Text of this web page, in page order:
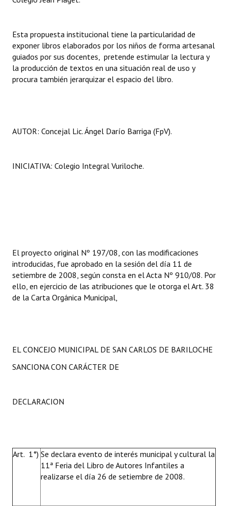
Antiguos Pobladores - Registro
Reconocimientos - Registro
Bariloche, Municipio intercultural
Esta propuesta institucional tiene la particularidad de
exponer libros elaborados por los niños de forma artesanal
guiados por sus docentes, pretende estimular la lectura y
la producción de textos en una situación real de uso y
procura también jerarquizar el espacio del libro.
AUTOR: Concejal Lic. Ángel Darío Barriga (FpV).
INICIATIVA: Colegio Integral Vuriloche.
El proyecto original Nº 197/08, con las modificaciones
introducidas, fue aprobado en la sesión del día 11 de
setiembre de 2008, según consta en el Acta Nº 910/08. Por
ello, en ejercicio de las atribuciones que le otorga el Art. 38
de la Carta Orgánica Municipal,
EL CONCEJO MUNICIPAL DE SAN CARLOS DE BARILOCHE
SANCIONA CON CARÁCTER DE
DECLARACION
Art. 1°) Se declara evento de interés municipal y cultural la
11ª Feria del Libro de Autores Infantiles a
realizarse el día 26 de setiembre de 2008.